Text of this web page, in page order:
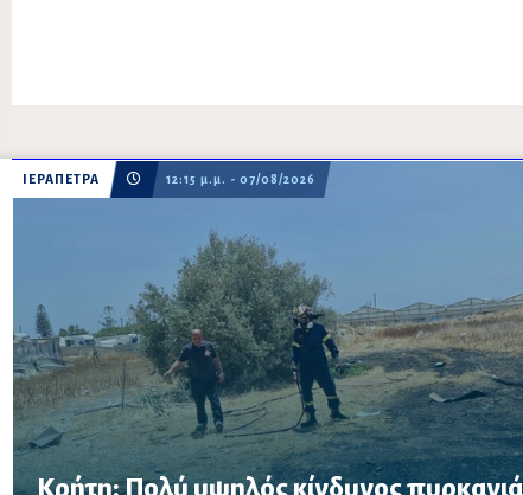
ΙΕΡΑΠΕΤΡΑ 12:15 μ.μ. - 07/08/2026
Κρήτη: Πολύ υψηλός κίνδυνος